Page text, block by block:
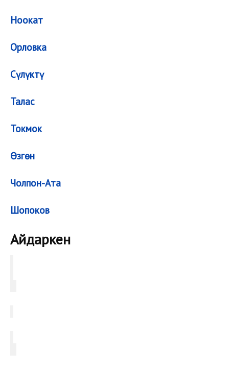
Ноокат
Орловка
Сүлүктү
Талас
Токмок
Өзгөн
Чолпон-Ата
Шопоков
Айдаркен